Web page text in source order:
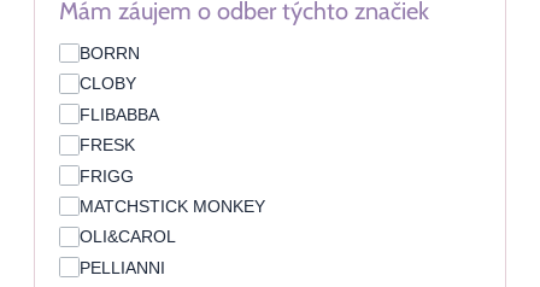
Mám záujem o odber týchto značiek
BORRN
CLOBY
FLIBABBA
FRESK
FRIGG
MATCHSTICK MONKEY
OLI&CAROL
PELLIANNI